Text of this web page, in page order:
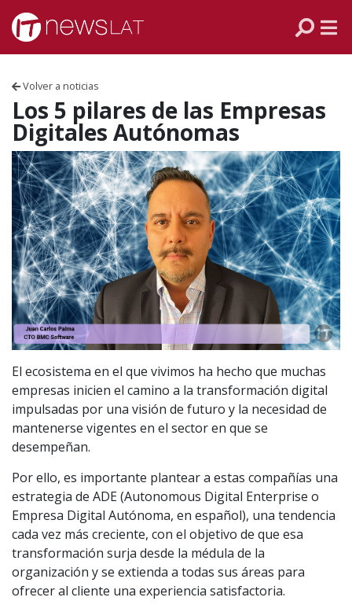
Skip to content
Volver a noticias
Los 5 pilares de las Empresas
Digitales Autónomas
El ecosistema en el que vivimos ha hecho que muchas
empresas inicien el camino a la transformación digital
impulsadas por una visión de futuro y la necesidad de
mantenerse vigentes en el sector en que se
desempeñan.
Por ello, es importante plantear a estas compañías una
estrategia de ADE (Autonomous Digital Enterprise o
Empresa Digital Autónoma, en español), una tendencia
cada vez más creciente, con el objetivo de que esa
transformación surja desde la médula de la
organización y se extienda a todas sus áreas para
ofrecer al cliente una experiencia satisfactoria.
VENEZUELA
ECUADOR
PERÚ
CHILE
ARGENTINA
MÉXICO